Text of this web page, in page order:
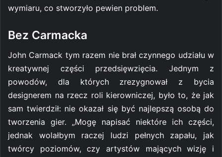
wymiaru, co stworzyło pewien problem.
Bez Carmacka
John Carmack tym razem nie brał czynnego udziału w
kreatywnej części przedsięwzięcia. Jednym z
powodów, dla których zrezygnował z bycia
designerem na rzecz roli kierowniczej, było to, że jak
sam twierdził: nie okazał się być najlepszą osobą do
tworzenia gier. „Mogę napisać niektóre ich części,
jednak wolałbym raczej ludzi pełnych zapału, jak
twórcy poziomów, czy artystów mających wizję i